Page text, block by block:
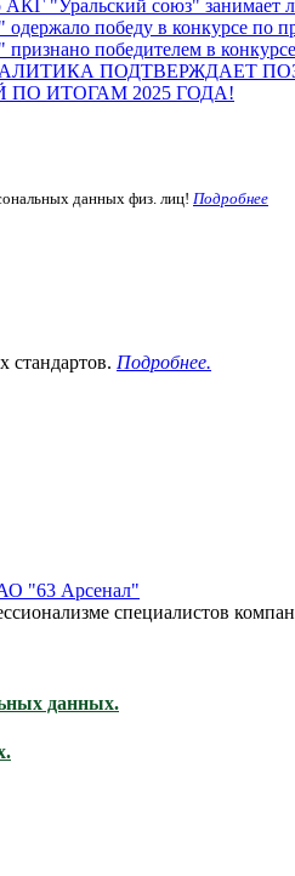
АКГ "Уральский союз"
победу в конкурсе
победителем в
ПОДТВЕРЖДАЕТ
ИТОГАМ 2025 ГОДА!
данных физ. лиц! Подробнее
стандартов. Подробнее.
"63 Арсенал"
специалистов
данных.